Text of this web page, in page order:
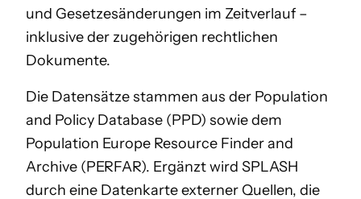
und Gesetzesänderungen im Zeitverlauf –
inklusive der zugehörigen rechtlichen
Dokumente.
Die Datensätze stammen aus der Population
and Policy Database (PPD) sowie dem
Population Europe Resource Finder and
Archive (PERFAR). Ergänzt wird SPLASH
durch eine Datenkarte externer Quellen, die